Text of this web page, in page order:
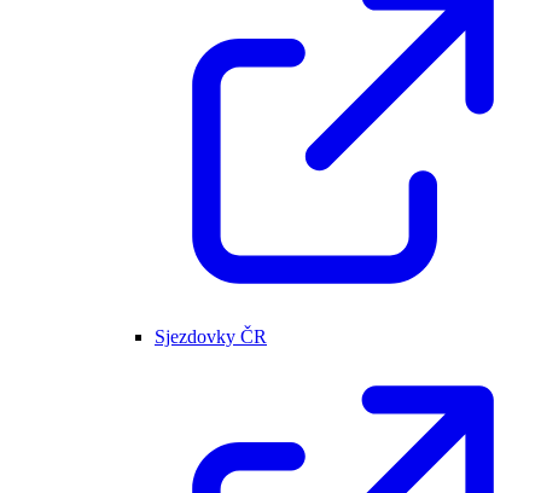
Sjezdovky ČR